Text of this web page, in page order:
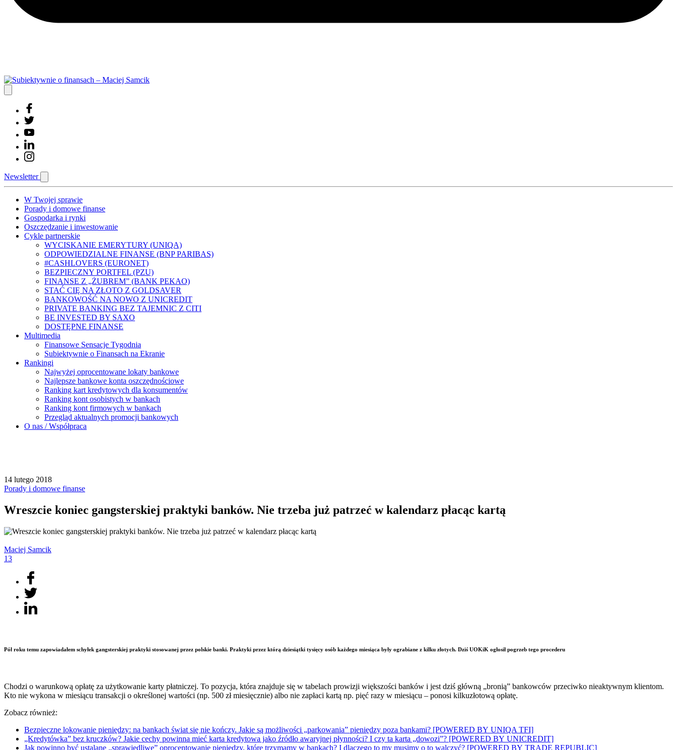
Newsletter
W Twojej sprawie
Porady i domowe finanse
Gospodarka i rynki
Oszczędzanie i inwestowanie
Cykle partnerskie
WYCISKANIE EMERYTURY (UNIQA)
ODPOWIEDZIALNE FINANSE (BNP PARIBAS)
#CASHLOVERS (EURONET)
BEZPIECZNY PORTFEL (PZU)
FINANSE Z „ŻUBREM” (BANK PEKAO)
STAĆ CIĘ NA ZŁOTO Z GOLDSAVER
BANKOWOŚĆ NA NOWO Z UNICREDIT
PRIVATE BANKING BEZ TAJEMNIC Z CITI
BE INVESTED BY SAXO
DOSTĘPNE FINANSE
Multimedia
Finansowe Sensacje Tygodnia
Subiektywnie o Finansach na Ekranie
Rankingi
Najwyżej oprocentowane lokaty bankowe
Najlepsze bankowe konta oszczędnościowe
Ranking kart kredytowych dla konsumentów
Ranking kont osobistych w bankach
Ranking kont firmowych w bankach
Przegląd aktualnych promocji bankowych
O nas / Współpraca
14 lutego 2018
Porady i domowe finanse
Wreszcie koniec gangsterskiej praktyki banków. Nie trzeba już patrzeć w kalendarz płacąc kartą
Maciej Samcik
13
Pół roku temu zapowiadałem schyłek gangsterskiej praktyki stosowanej przez polskie banki. Praktyki przez którą dziesiątki tysięcy osób każdego miesiąca były ograbiane z kilku złotych. Dziś UOKiK ogłosił pogrzeb tego procederu
Chodzi o warunkową opłatę za użytkowanie karty płatniczej. To pozycja, która znajduje się w tabelach prowizji większości banków i jest dziś główną „bronią” bankowców przeciwko nieaktywnym klientom.
Kto nie wykona w miesiącu transakcji o określonej wartości (np. 500 zł miesięcznie) albo nie zapłaci kartą np. pięć razy w miesiącu – ponosi kilkuzłotową opłatę.
Zobacz również:
Bezpieczne lokowanie pieniędzy: na bankach świat się nie kończy. Jakie są możliwości „parkowania” pieniędzy poza bankami? [POWERED BY UNIQA TFI]
„Kredytówka” bez kruczków? Jakie cechy powinna mieć karta kredytowa jako źródło awaryjnej płynności? I czy ta karta „dowozi”? [POWERED BY UNICREDIT]
Jak powinno być ustalane „sprawiedliwe” oprocentowanie pieniędzy, które trzymamy w bankach? I dlaczego to my musimy o to walczyć? [POWERED BY TRADE REPUBLIC]